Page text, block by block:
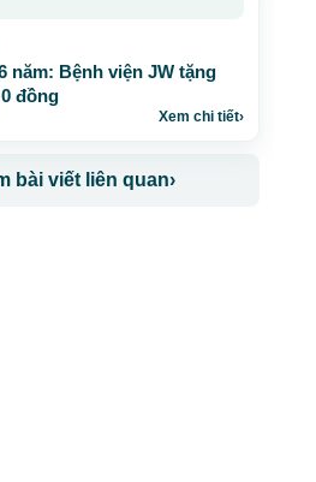
năm: Bệnh viện JW tặng
đồng
Xem chi tiết›
bài viết liên quan›